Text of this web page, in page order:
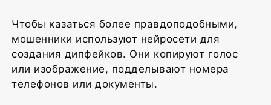
Чтобы казаться более правдоподобными,
мошенники используют нейросети для
создания дипфейков. Они копируют голос
или изображение, подделывают номера
телефонов или документы.